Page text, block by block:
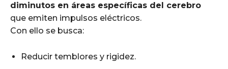
diminutos en áreas específicas del cerebro
que emiten impulsos eléctricos.
Con ello se busca:
Reducir temblores y rigidez.